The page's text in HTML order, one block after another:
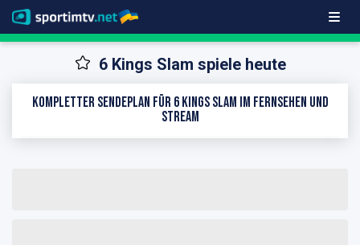
6 Kings Slam spiele heute
Kompletter Sendeplan für 6 Kings Slam im Fernsehen und
Stream